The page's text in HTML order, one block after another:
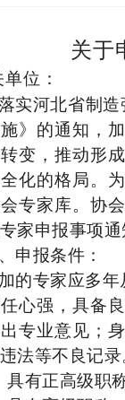
关于
位：
实河北省制
》的通知，
变，推动形
化的格局。
专家库。协
家申报事项通
申报条件：
的专家应多
心强，具备
专业意见；
法等不良记
具有正高级职